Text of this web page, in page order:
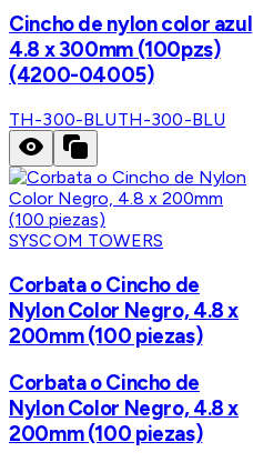
Cincho de nylon color azul
4.8 x 300mm (100pzs)
(4200-04005)
TH-300-BLUTH-300-BLU
SYSCOM TOWERS
Corbata o Cincho de
Nylon Color Negro, 4.8 x
200mm (100 piezas)
Corbata o Cincho de
Nylon Color Negro, 4.8 x
200mm (100 piezas)